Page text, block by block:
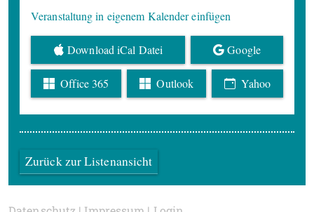
Veranstaltung in eigenem Kalender einfügen
Download iCal Datei Google
Office 365 Outlook Yahoo
Zurück zur Listenansicht